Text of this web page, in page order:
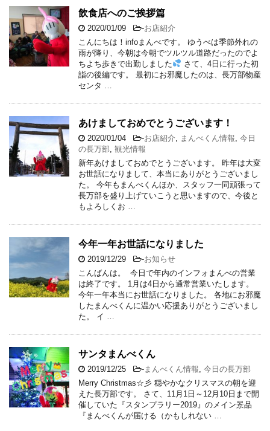
飲食店へのご挨拶篇
2020/01/09 -お店紹介
こんにちは！infoまんべです。 ゆうべは季節外れの
雨が降り、今朝は今朝でツルツル道路だったのでよ
ちよち歩きで出勤しました
さて、4日に行った初
詣の後編です。 最初にお邪魔したのは、長万部物産
センタ …
あけましておめでとうございます！
2020/01/04 -お店紹介 まんべくん情報 今日
の長万部 観光情報
新年あけましておめでとうございます。 昨年は大変
お世話になりまして、本当にありがとうございまし
た。 今年もまんべくんほか、スタッフ一同頑張って
長万部を盛り上げていこうと思いますので、今後と
もよろしくお …
今年一年お世話になりました
2019/12/29 -お知らせ
こんばんは。 今日で年内のインフォまんべの営業
は終了です。 1月は4日から通常営業いたします。
今年一年本当にお世話になりました。 各地にお邪魔
したまんべくんに温かい応援ありがとうございまし
た。 イ …
サンタまんべくん
2019/12/25 - まんべくん情報 今日の長万部
Merry Christmas☆彡 穏やかなクリスマスの朝を迎
えた長万部です。 さて、11月1日～12月10日まで開
催していた『スタンプラリー2019』のメイン景品
『まんべくんが届ける（かもしれない …